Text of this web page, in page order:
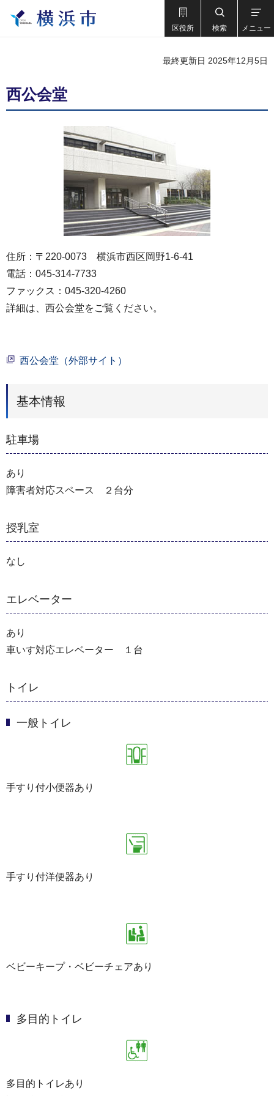
区役所 検索 メニュー
最終更新日 2025年12月5日
西公会堂
住所：〒220-0073 横浜市西区岡野1-6-41
電話：045-314-7733
ファックス：045-320-4260
詳細は、西公会堂をご覧ください。
西公会堂（外部サイト）
基本情報
駐車場
あり
障害者対応スペース ２台分
授乳室
なし
エレベーター
あり
車いす対応エレベーター １台
トイレ
一般トイレ
手すり付小便器あり
手すり付洋便器あり
ベビーキープ・ベビーチェアあり
多目的トイレ
多目的トイレあり